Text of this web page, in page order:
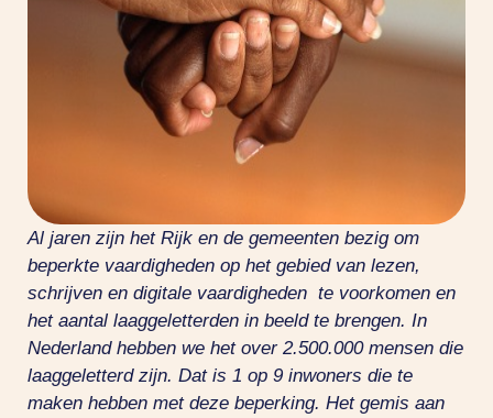
Al jaren zijn het Rijk en de gemeenten bezig om
beperkte vaardigheden op het gebied van lezen,
schrijven en digitale vaardigheden te voorkomen en
het aantal laaggeletterden in beeld te brengen. In
Nederland hebben we het over 2.500.000 mensen die
laaggeletterd zijn. Dat is 1 op 9 inwoners die te
maken hebben met deze beperking. Het gemis aan